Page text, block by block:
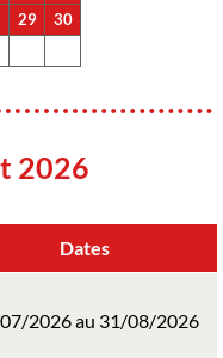
29
30
2026
Dates
2026 au 31/08/2026